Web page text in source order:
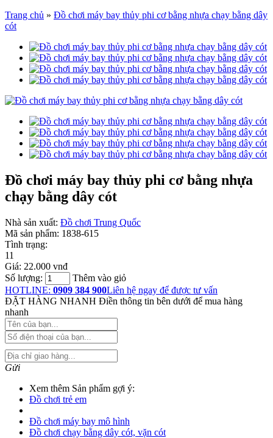
Trang chủ » Đồ chơi máy bay thủy phi cơ bằng nhựa chạy bằng dây
cót
Đồ chơi máy bay thủy phi cơ bằng nhựa
chạy bằng dây cót
Nhà sản xuất: Đồ chơi Trung Quốc
Mã sản phẩm: 1838-615
Tình trạng:
11
Giá: 22.000 vnđ
Số lượng:
Thêm vào giỏ
HOTLINE: 0909 384 900Liên hệ ngay để được tư vấn
ĐẶT HÀNG NHANH Điền thông tin bên dưới để mua hàng
nhanh
Gửi
Xem thêm Sản phẩm gợi ý:
Đồ chơi trẻ em
Đồ chơi máy bay mô hình
Đồ chơi chạy bằng dây cót, vặn cót